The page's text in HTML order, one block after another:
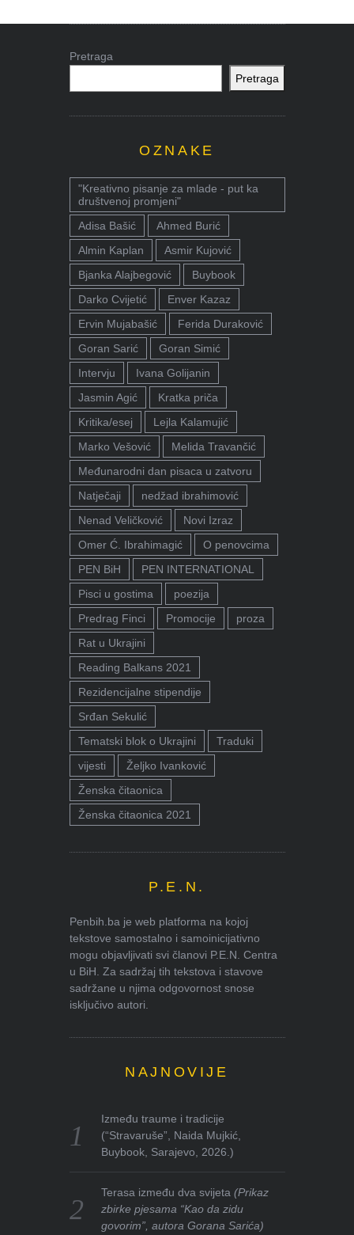
Pretraga
Pretraga
OZNAKE
"Kreativno pisanje za mlade - put ka
društvenoj promjeni"
Adisa Bašić
Ahmed Burić
Almin Kaplan
Asmir Kujović
Bjanka Alajbegović
Buybook
Darko Cvijetić
Enver Kazaz
Ervin Mujabašić
Ferida Duraković
Goran Sarić
Goran Simić
Intervju
Ivana Golijanin
Jasmin Agić
Kratka priča
Kritika/esej
Lejla Kalamujić
Marko Vešović
Melida Travančić
Međunarodni dan pisaca u zatvoru
Natječaji
nedžad ibrahimović
Nenad Veličković
Novi Izraz
Omer Ć. Ibrahimagić
O penovcima
PEN BiH
PEN INTERNATIONAL
Pisci u gostima
poezija
Predrag Finci
Promocije
proza
Rat u Ukrajini
Reading Balkans 2021
Rezidencijalne stipendije
Srđan Sekulić
Tematski blok o Ukrajini
Traduki
vijesti
Željko Ivanković
Ženska čitaonica
Ženska čitaonica 2021
P.E.N.
Penbih.ba je web platforma na kojoj
tekstove samostalno i samoinicijativno
mogu objavljivati svi članovi P.E.N. Centra
u BiH. Za sadržaj tih tekstova i stavove
sadržane u njima odgovornost snose
isključivo autori.
NAJNOVIJE
Između traume i tradicije
(“Stravaruše”, Naida Mujkić,
Buybook, Sarajevo, 2026.)
Terasa između dva svijeta(Prikaz
zbirke pjesama “Kao da zidu
govorim”, autora Gorana Sarića)